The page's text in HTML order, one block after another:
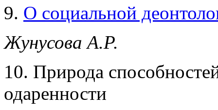
9. О социальной
Жунусова А.Р.
10. Природа
одаренности